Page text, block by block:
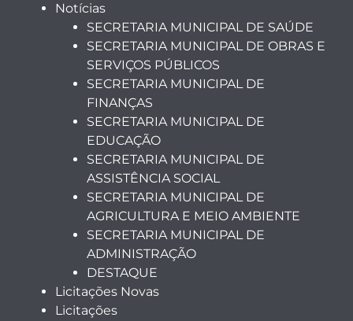
Notícias
SECRETARIA MUNICIPAL DE SAÚDE
SECRETARIA MUNICIPAL DE OBRAS E
SERVIÇOS PÚBLICOS
SECRETARIA MUNICIPAL DE
FINANÇAS
SECRETARIA MUNICIPAL DE
EDUCAÇÃO
SECRETARIA MUNICIPAL DE
ASSISTÊNCIA SOCIAL
SECRETARIA MUNICIPAL DE
AGRICULTURA E MEIO AMBIENTE
SECRETARIA MUNICIPAL DE
ADMINISTRAÇÃO
DESTAQUE
Licitações Novas
Licitações